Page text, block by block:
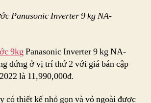
Panasonic Inverter 9 kg NA-
9kgPanasonic Inverter 9 kg NA-
đứng ở vị trí thứ 2 với giá bán cập
là 11,990,000đ.
có thiết kế nhỏ gọn và vỏ ngoài được